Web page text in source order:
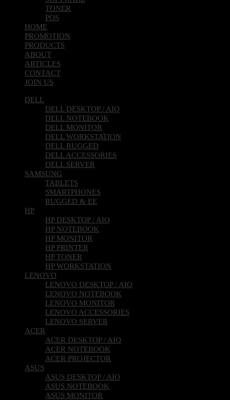
TONER
POS
HOME
PROMOTION
PRODUCTS
ABOUT
ARTICLES
CONTACT
JOIN US
DELL
DELL DESKTOP / AIO
DELL NOTEBOOK
DELL MONITOR
DELL WORKSTATION
DELL RUGGED
DELL ACCESSORIES
DELL SERVER
SAMSUNG
TABLETS
SMARTPHONES
RUGGED & EE
HP
HP DESKTOP / AIO
HP NOTEBOOK
HP MONITOR
HP PRINTER
HP TONER
HP WORKSTATION
LENOVO
LENOVO DESKTOP / AIO
LENOVO NOTEBOOK
LENOVO MONITOR
LENOVO ACCESSORIES
LENOVO SERVER
ACER
ACER DESKTOP / AIO
ACER NOTEBOOK
ACER PROJECTOR
ASUS
ASUS DESKTOP / AIO
ASUS NOTEBOOK
ASUS MONITOR